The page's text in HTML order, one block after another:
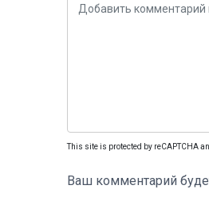
This site is protected by reCAPTCHA
Ваш комментарий